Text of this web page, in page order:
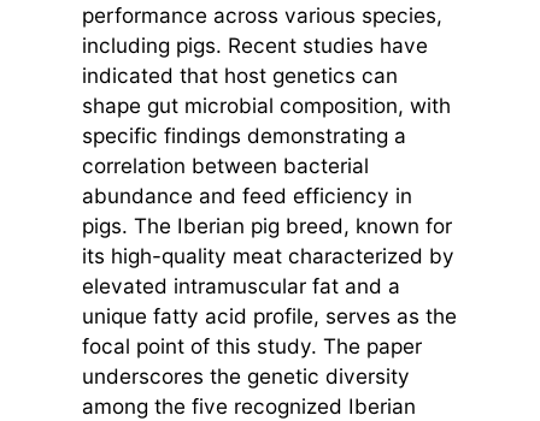
performance across various species,
including pigs. Recent studies have
indicated that host genetics can
shape gut microbial composition, with
specific findings demonstrating a
correlation between bacterial
abundance and feed efficiency in
pigs. The Iberian pig breed, known for
its high-quality meat characterized by
elevated intramuscular fat and a
unique fatty acid profile, serves as the
focal point of this study. The paper
underscores the genetic diversity
among the five recognized Iberian